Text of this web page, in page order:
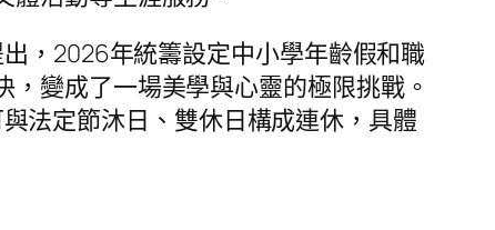
，2026年統籌設定中小學年齡假和職
變成了一場美學與心靈的極限挑戰。
法定節沐日、雙休日構成連休，具體